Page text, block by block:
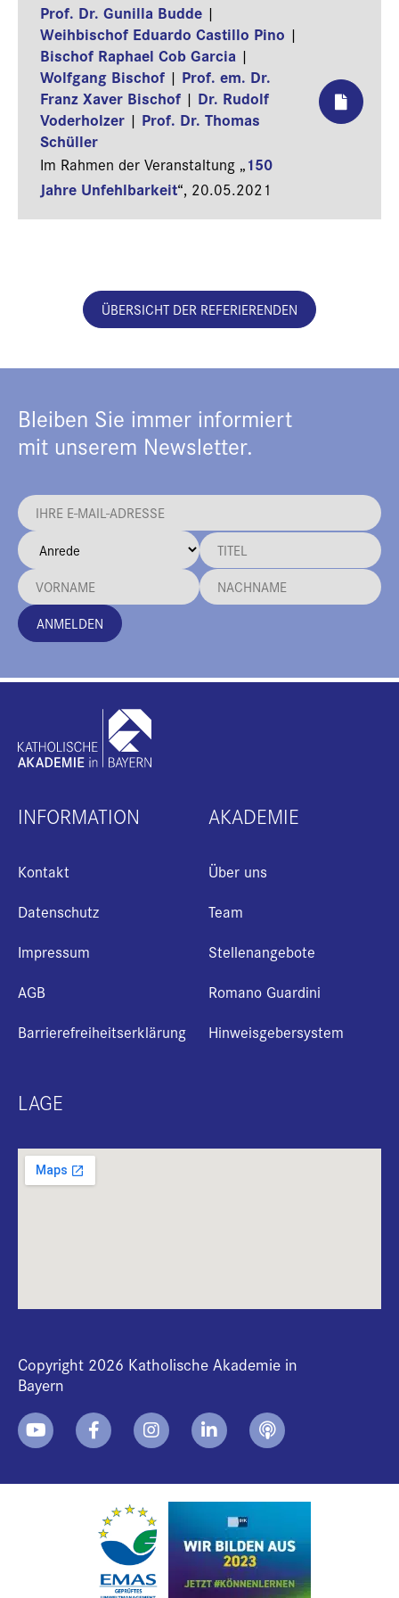
Prof. Dr. Gunilla Budde |
Weihbischof Eduardo Castillo Pino |
Bischof Raphael Cob Garcia |
Wolfgang Bischof | Prof. em. Dr.
Franz Xaver Bischof | Dr. Rudolf
Voderholzer | Prof. Dr. Thomas
Schüller
Im Rahmen der Veranstaltung „150
Jahre Unfehlbarkeit“, 20.05.2021
ÜBERSICHT DER REFERIERENDEN
Bleiben Sie immer informiert
mit unserem Newsletter.
ANMELDEN
INFORMATION
Kontakt
Datenschutz
Impressum
AGB
Barrierefreiheitserklärung
AKADEMIE
Über uns
Team
Stellenangebote
Romano Guardini
Hinweisgebersystem
LAGE
Copyright 2026 Katholische Akademie in
Bayern